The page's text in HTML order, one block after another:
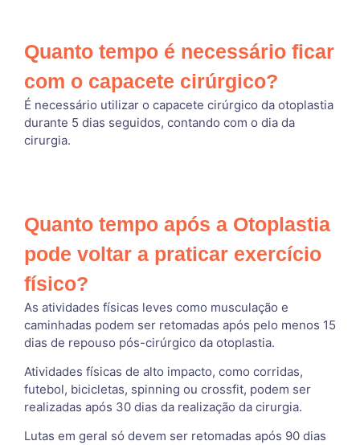
Quanto tempo é necessário ficar
com o capacete cirúrgico?
É necessário utilizar o capacete cirúrgico da otoplastia
durante 5 dias seguidos, contando com o dia da
cirurgia.
Quanto tempo após a Otoplastia
pode voltar a praticar exercício
físico?
As atividades físicas leves como musculação e
caminhadas podem ser retomadas após pelo menos 15
dias de repouso pós-cirúrgico da otoplastia.
Atividades físicas de alto impacto, como corridas,
futebol, bicicletas, spinning ou crossfit, podem ser
realizadas após 30 dias da realização da cirurgia.
Lutas em geral só devem ser retomadas após 90 dias